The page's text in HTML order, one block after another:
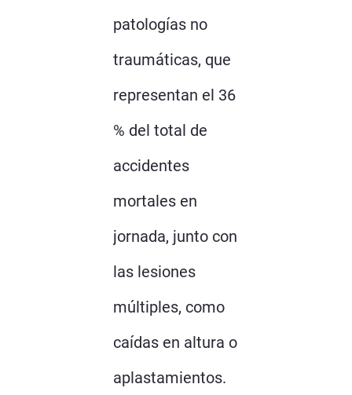
patologías no
traumáticas, que
representan el 36
% del total de
accidentes
mortales en
jornada, junto con
las lesiones
múltiples, como
caídas en altura o
aplastamientos.